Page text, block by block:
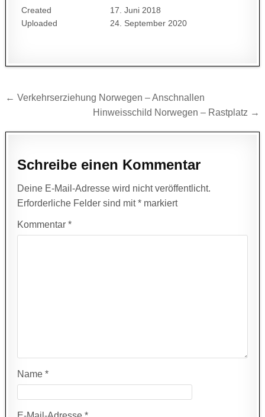
Created
17. Juni 2018
Uploaded
24. September 2020
Beitragsnavigation
← Verkehrserziehung Norwegen – Anschnallen
Hinweisschild Norwegen – Rastplatz →
Schreibe einen Kommentar
Deine E-Mail-Adresse wird nicht veröffentlicht.
Erforderliche Felder sind mit* markiert
Kommentar*
Name*